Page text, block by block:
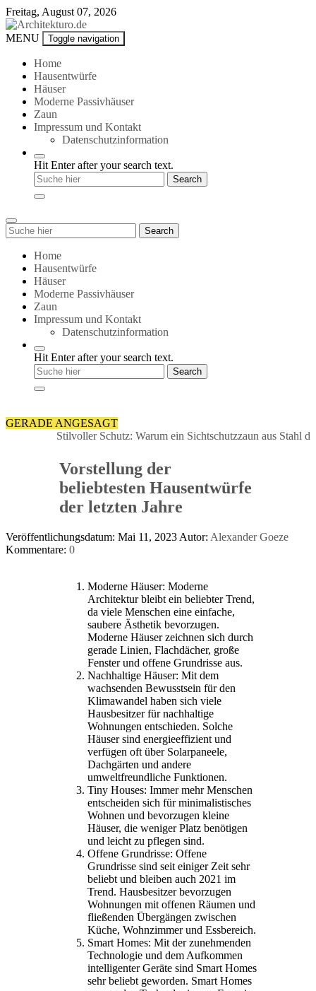
Skip
to
content
Freitag, August 07, 2026
Architekturo.de
MENU Toggle navigation
Home
Hausentwürfe
Häuser
Moderne Passivhäuser
Zaun
Impressum und Kontakt
Datenschutzinformation
Hit Enter after your search text.
Search
for:
Search
Home
Hausentwürfe
Häuser
Moderne Passivhäuser
Zaun
Impressum und Kontakt
Datenschutzinformation
Hit Enter after your search text.
GERADE ANGESAGT
Stilvoller Schutz: Warum ein Sichtschutzzaun aus Stahl die
Vorstellung der
beliebtesten Hausentwürfe
der letzten Jahre
Veröffentlichungsdatum: Mai 11, 2023 Autor: Alexander Goeze
Kommentare: 0
Moderne Häuser: Moderne
Architektur bleibt ein beliebter Trend,
da viele Menschen eine einfache,
saubere Ästhetik bevorzugen.
Moderne Häuser zeichnen sich durch
gerade Linien, Flachdächer, große
Fenster und offene Grundrisse aus.
Nachhaltige Häuser: Mit dem
wachsenden Bewusstsein für den
Klimawandel haben sich viele
Hausbesitzer für nachhaltige
Wohnungen entschieden. Solche
Häuser sind energieeffizient und
verfügen oft über Solarpaneele,
Dachgärten und andere
umweltfreundliche Funktionen.
Tiny Houses: Immer mehr Menschen
entscheiden sich für minimalistisches
Wohnen und bevorzugen kleine
Häuser, die weniger Platz benötigen
und leicht zu pflegen sind.
Offene Grundrisse: Offene
Grundrisse sind seit einiger Zeit sehr
beliebt und bleiben auch 2021 im
Trend. Hausbesitzer bevorzugen
Wohnungen mit offenen Räumen und
fließenden Übergängen zwischen
Küche, Wohnzimmer und Essbereich.
Smart Homes: Mit der zunehmenden
Technologie und dem Aufkommen
intelligenter Geräte sind Smart Homes
sehr beliebt geworden. Smart Homes